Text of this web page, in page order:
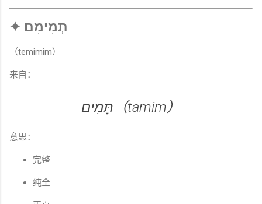
✦ תְמִימִם
（temimim）
来自：
תָּמִים（tamim）
意思：
完整
纯全